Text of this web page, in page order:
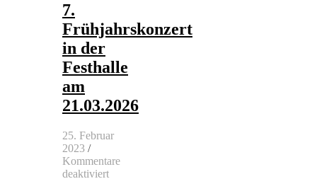
7.
Frühjahrskonzert
in der
Festhalle
am
21.03.2026
25. Februar
2023 /
Kommentare
deaktiviertfür